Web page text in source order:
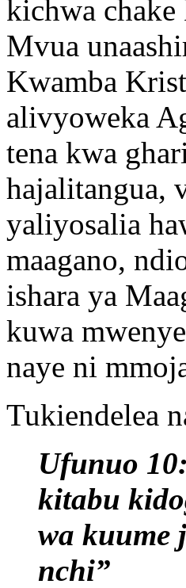
kichwa
Mvua
Kwamba
alivyoweka
tena kwa
hajalitangua,
yaliyosalia
maagano,
ishara ya
kuwa
naye ni
Tukiendelea
Ufunuo
kitabu
wa kuume
nchi”